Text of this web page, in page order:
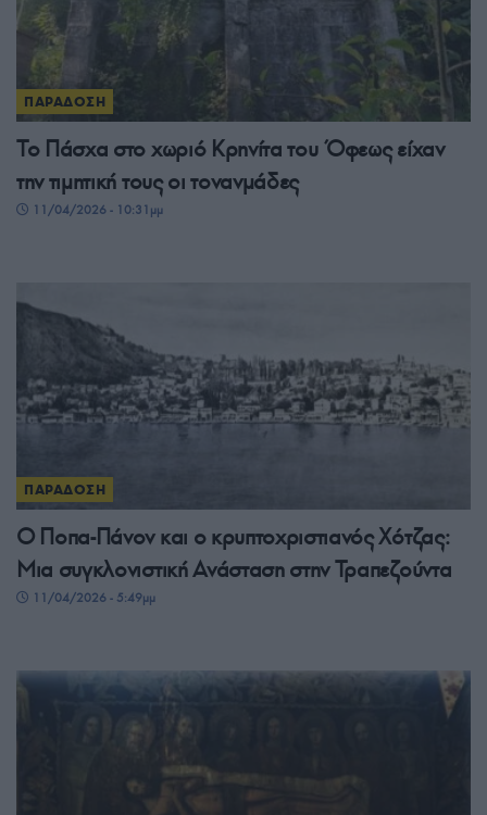
ΠΑΡΑΔΟΣΗ
Το Πάσχα στο χωριό Κρηνίτα του Όφεως είχαν
την τιμητική τους οι τονανμάδες
11/04/2026 - 10:31μμ
ΠΑΡΑΔΟΣΗ
Ο Ποπα-Πάνον και ο κρυπτοχριστιανός Χότζας:
Μια συγκλονιστική Ανάσταση στην Τραπεζούντα
11/04/2026 - 5:49μμ